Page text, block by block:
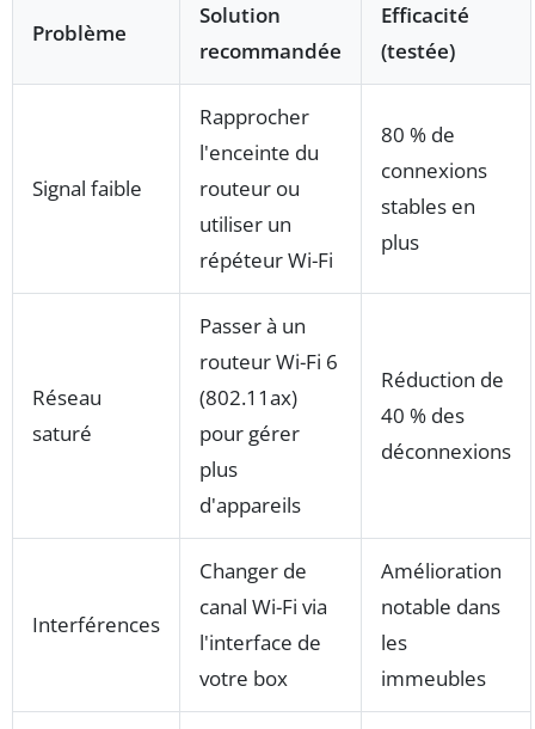
Problème
Solution
recommandée
Efficacité
(testée)
Signal faible
Rapprocher
l'enceinte du
routeur ou
utiliser un
répéteur Wi-Fi
80 % de
connexions
stables en
plus
Réseau
saturé
Passer à un
routeur Wi-Fi 6
(802.11ax)
pour gérer
plus
d'appareils
Réduction de
40 % des
déconnexions
Interférences
Changer de
canal Wi-Fi via
l'interface de
votre box
Amélioration
notable dans
les
immeubles